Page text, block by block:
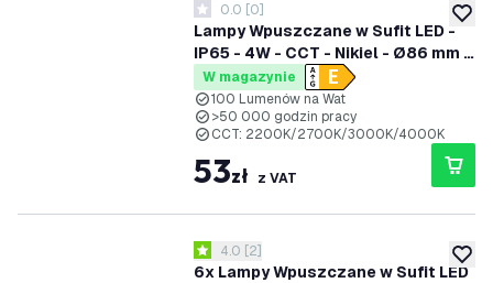
Lampy Wpuszczane w Sufit LED -
IP65 - 4W - CCT - Nikiel - Ø86 mm -
5 lat gwarancji - Do łazienki
0 Gwiazdki oceny
0.0 [0]
W magazynie
100 Lumenów na Wat
>50 000 godzin pracy
CCT: 2200K/2700K/3000K/4000K
53zł z VAT
6x Lampy Wpuszczane w Sufit LED
otwórz panel recenzji
4 Gwiazdki oceny
4.0 [2]